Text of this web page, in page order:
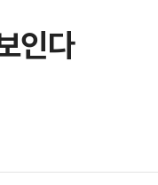
인다